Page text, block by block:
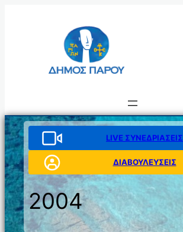
LIVE ΣΥΝΕΔΡΙΑΣΕΙΣ
ΔΙΑΒΟΥΛΕΥΣΕΙΣ
2004